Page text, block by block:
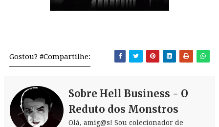
Gostou? #Compartilhe:
Sobre Hell Business - O
Reduto dos Monstros
Olá, amig@s! Sou colecionador de